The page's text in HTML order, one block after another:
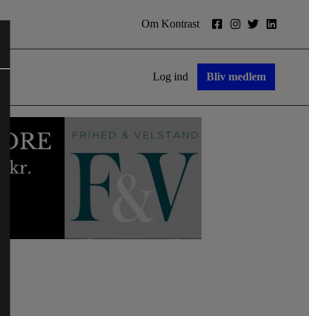
Om Kontrast
Log ind Bliv medlem